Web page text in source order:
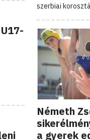
szerbiai
Németh
a gyerek